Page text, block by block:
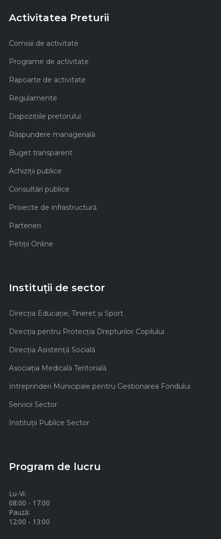
Activitatea Preturii
Comisii de activitate
Programe de activitate
Rapoarte de activitate
Regulamente
Dispozițiile pretorului
Răspundere managerială
Buget transparent
Achiziţii publice
Consultări publice
Proiecte de infrastructură
Parteneri
Petiții Online
Instituții de sector
Direcţia Educaţie, Tineret şi Sport
Direcţia pentru Protecţia Drepturilor Copilului
Direcţia Asistenţă Socială
Asociaţia Medicală Teritorială
Intreprinderi Municipale pentru Gestionarea Fondului
Servicii Sector
Instituţii Publice Sector
Program de lucru
Lu-Vi:
08:00 - 17:00
Pauză:
12:00 - 13:00